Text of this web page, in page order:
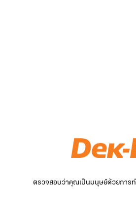
ตรวจสอบว่าคุณเป็นมนุษย์ด้วยการท